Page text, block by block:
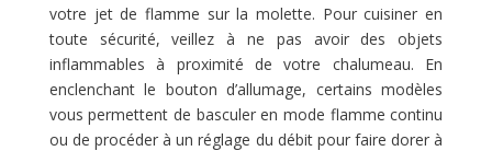
votre jet de flamme sur la molette. Pour cuisiner en
toute sécurité, veillez à ne pas avoir des objets
inflammables à proximité de votre chalumeau. En
enclenchant le bouton d’allumage, certains modèles
vous permettent de basculer en mode flamme continu
ou de procéder à un réglage du débit pour faire dorer à